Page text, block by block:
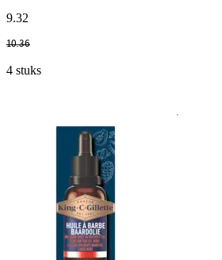
9.32
10.36
4 stuks